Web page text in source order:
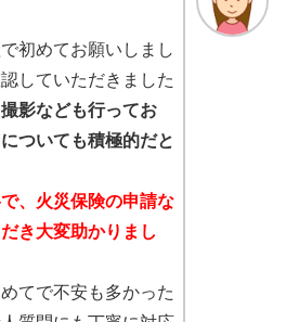
初めてお願いしまし
していただきました
影なども行ってお
ついても積極的だと
、火災保険の申請な
き大変助かりまし
てで不安も多かった